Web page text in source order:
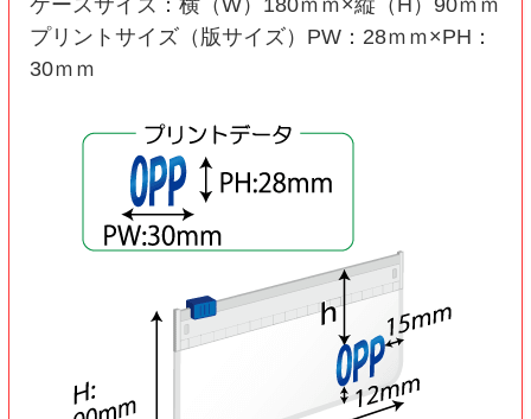
ケースサイズ：横（W）180ｍｍ×縦（H）90ｍｍ
プリントサイズ（版サイズ）PW：28ｍｍ×PH：
30ｍｍ